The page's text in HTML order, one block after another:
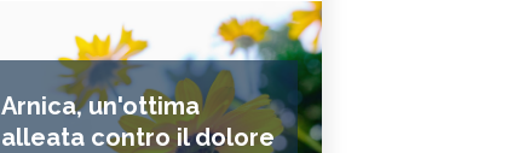
Arnica, un'ottima
alleata contro il dolore